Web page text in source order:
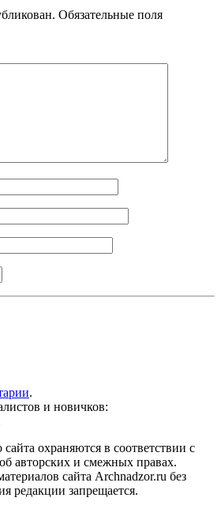
Обязательные поля
.
и новичков:
охраняются в соответствии с
авторских и смежных правах.
сайта Archnadzor.ru без
редакции запрещается.